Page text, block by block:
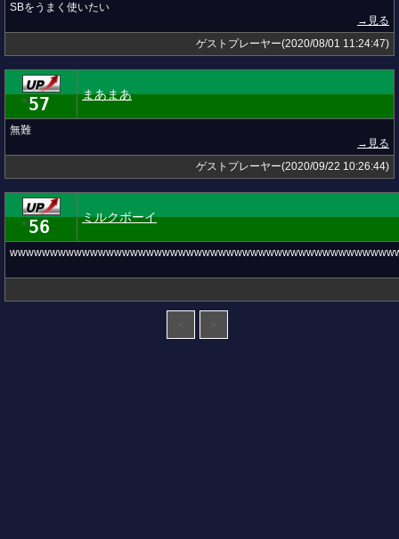
SBをうまく使いたい
→見る
ゲストプレーヤー(2020/08/01 11:24:47)
★ 57 まあまあ
無難
→見る
ゲストプレーヤー(2020/09/22 10:26:44)
★ 56 ミルクボーイ